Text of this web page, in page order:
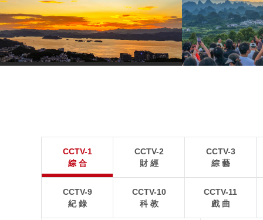
內蒙古鄂爾多斯：雨後草原風景如畫
8月3日，內蒙古鄂爾多斯，巴彥希泊日草原晨景。
齊古大峽谷丹霞
齊古大峽谷色彩斑斕
8月2日，杭州千島湖迎來晚霞盛景。落日沉入湖面，
金紅霞光鋪灑萬頃碧波。
8月2日，游客在廣西
CCTV-1
綜 合
CCTV-2
財 經
CCTV-3
綜 藝
CCTV-9
紀 錄
CCTV-10
科 教
CCTV-11
戲 曲